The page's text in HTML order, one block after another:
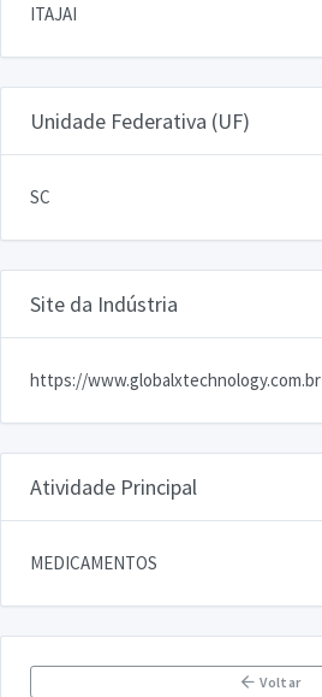
ITAJAI
Unidade Federativa (UF)
SC
Site da Indústria
https://www.globalxtechnology.com.br
Atividade Principal
MEDICAMENTOS
Voltar